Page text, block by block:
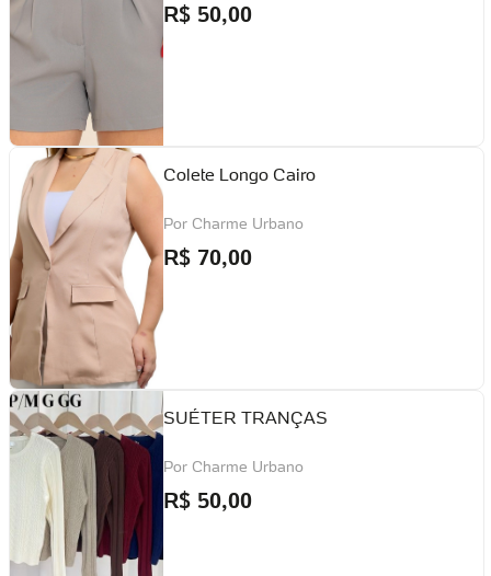
R$ 50,00
Colete Longo Cairo
Por Charme Urbano
R$ 70,00
SUÉTER TRANÇAS
Por Charme Urbano
R$ 50,00